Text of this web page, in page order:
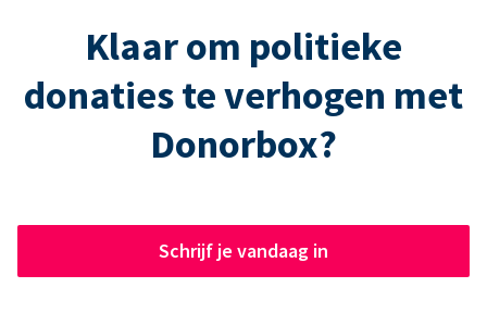
Klaar om politieke
donaties te verhogen met
Donorbox?
Schrijf je vandaag in